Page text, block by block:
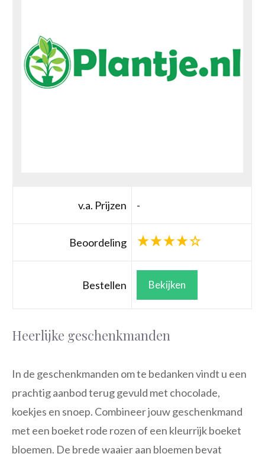
v.a. Prijzen -
Beoordeling
Bestellen Bekijken
Heerlijke geschenkmanden
In de geschenkmanden om te bedanken vindt u een
prachtig aanbod terug gevuld met chocolade,
koekjes en snoep. Combineer jouw geschenkmand
met een boeket rode rozen of een kleurrijk boeket
bloemen. De brede waaier aan bloemen bevat